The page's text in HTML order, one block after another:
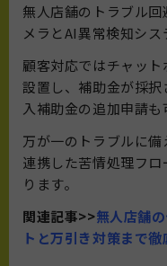
無人店舗のトラブル
メラとAI異常検知シス
顧客対応ではチャッ
設置し、補助金が採
入補助金の追加申請も
万が一のトラブルに
連携した苦情処理フ
ります。
関連記事>>無人店舗
トと万引き対策まで徹